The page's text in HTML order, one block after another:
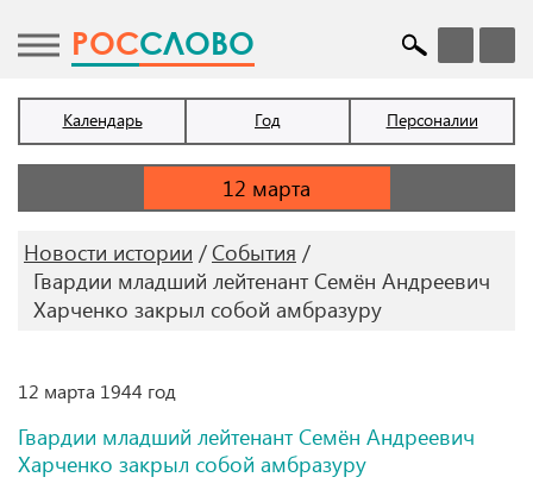
POCСЛОВО
Календарь Год Персоналии
Новости истории
События
Гвардии младший лейтенант Семён Андреевич
Харченко закрыл собой амбразуру
12 марта 1944 год
Гвардии младший лейтенант Семён Андреевич
Харченко закрыл собой амбразуру